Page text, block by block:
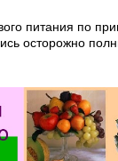
питания по
осторожно